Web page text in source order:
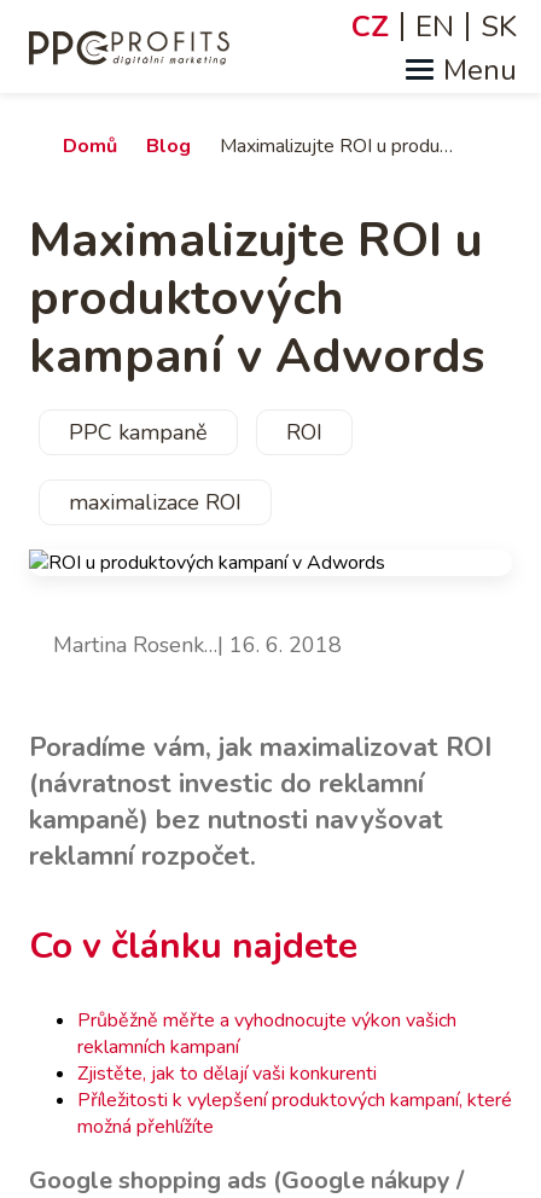
hlavnímu
Jazyky
CZ EN SK
Drobečková
Domů Blog Maximalizujte ROI u produktových kampaní v Adwords
Maximalizujte ROI u
produktových
kampaní v Adwords
PPC kampaně ROI
maximalizace ROI
Martina Rosenk…| 16. 6. 2018
Poradíme vám, jak maximalizovat ROI
(návratnost investic do reklamní
kampaně) bez nutnosti navyšovat
reklamní rozpočet.
Co v článku najdete
Průběžně měřte a vyhodnocujte výkon vašich
reklamních kampaní
Zjistěte, jak to dělají vaši konkurenti
Příležitosti k vylepšení produktových kampaní, které
možná přehlížíte
Google shopping ads (Google nákupy /